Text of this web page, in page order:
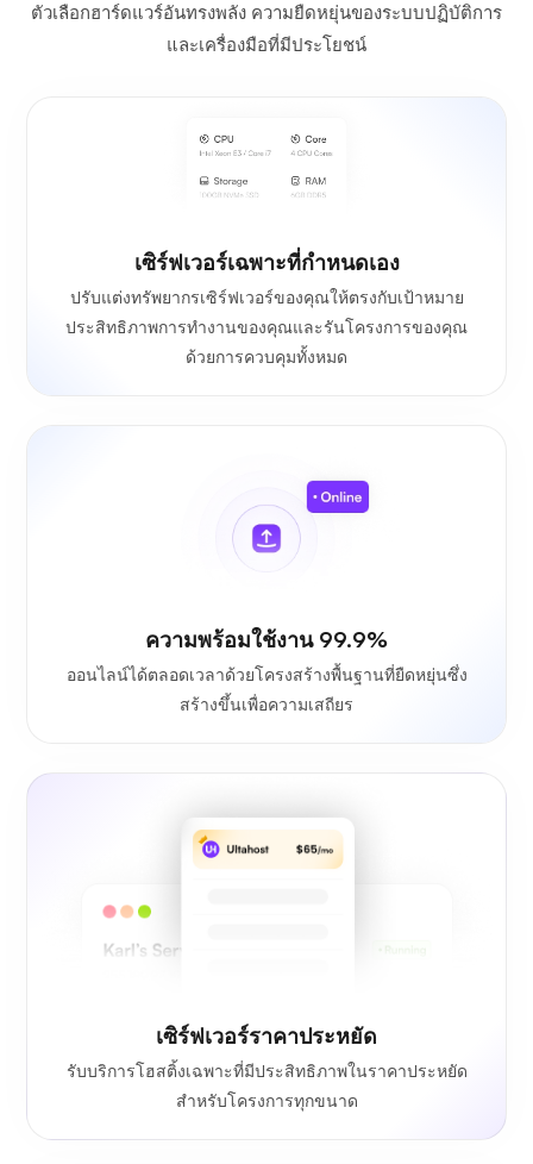
ตัวเลือกฮาร์ดแวร์อันทรงพลัง ความยืดหยุ่นของระบบปฏิบัติการ
และเครื่องมือที่มีประโยชน์
เซิร์ฟเวอร์เฉพาะที่กำหนดเอง
ปรับแต่งทรัพยากรเซิร์ฟเวอร์ของคุณให้ตรงกับเป้าหมาย
ประสิทธิภาพการทำงานของคุณและรันโครงการของคุณ
ด้วยการควบคุมทั้งหมด
ความพร้อมใช้งาน 99.9%
ออนไลน์ได้ตลอดเวลาด้วยโครงสร้างพื้นฐานที่ยืดหยุ่นซึ่ง
สร้างขึ้นเพื่อความเสถียร
เซิร์ฟเวอร์ราคาประหยัด
รับบริการโฮสติ้งเฉพาะที่มีประสิทธิภาพในราคาประหยัด
สำหรับโครงการทุกขนาด